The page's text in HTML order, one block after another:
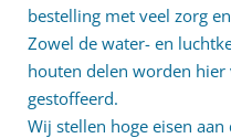
bestelling met veel zorg
Zowel de water- en
houten delen worden
gestoffeerd.
Wij stellen hoge eisen